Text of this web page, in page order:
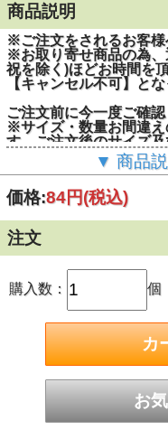
商品説明
※ご注文をされるお客様
※お取り寄せ商品の為、
祝を除く)ほどお時間を
【キャンセル不可】とな
ご注文前に今一度ご確認
※サイズ・数量お間違え
す。ご注文後のサイズ及
■スプリングワッシャー
だ時の「脱落防止」で
により、ねじの頭やナ
■スプリングワッシャー
グワッシャーの反発力
ねじやナットが外れに
■呼び径:M24
サイズ
内径(d):約24mm
外径(D):約40mm
■ステンレスについて
▼ 商品
価格:84円(税込)
注文
購入数： 個